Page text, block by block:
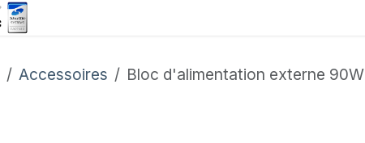
Accessoires Bloc d'alimentation externe 90W